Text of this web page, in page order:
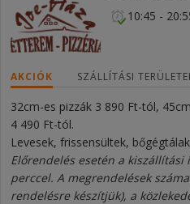
10:45 -
AKCIÓK SZÁLLÍTÁSI
32cm-es pizzák 3 890 Ft-tól,
4 490 Ft-tól.
Levesek, frissensültek,
Előrendelés esetén a kiszállítási
perccel. A megrendelések
rendelésre készítjük), a